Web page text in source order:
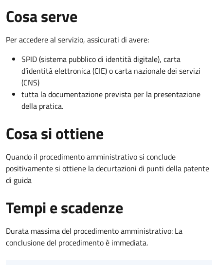
Cosa serve
Per accedere al servizio, assicurati di avere:
SPID (sistema pubblico di identità digitale), carta
d’identità elettronica (CIE) o carta nazionale dei servizi
(CNS)
tutta la documentazione prevista per la presentazione
della pratica.
Cosa si ottiene
Quando il procedimento amministrativo si conclude
positivamente si ottiene la decurtazioni di punti della patente
di guida
Tempi e scadenze
Durata massima del procedimento amministrativo: La
conclusione del procedimento è immediata.